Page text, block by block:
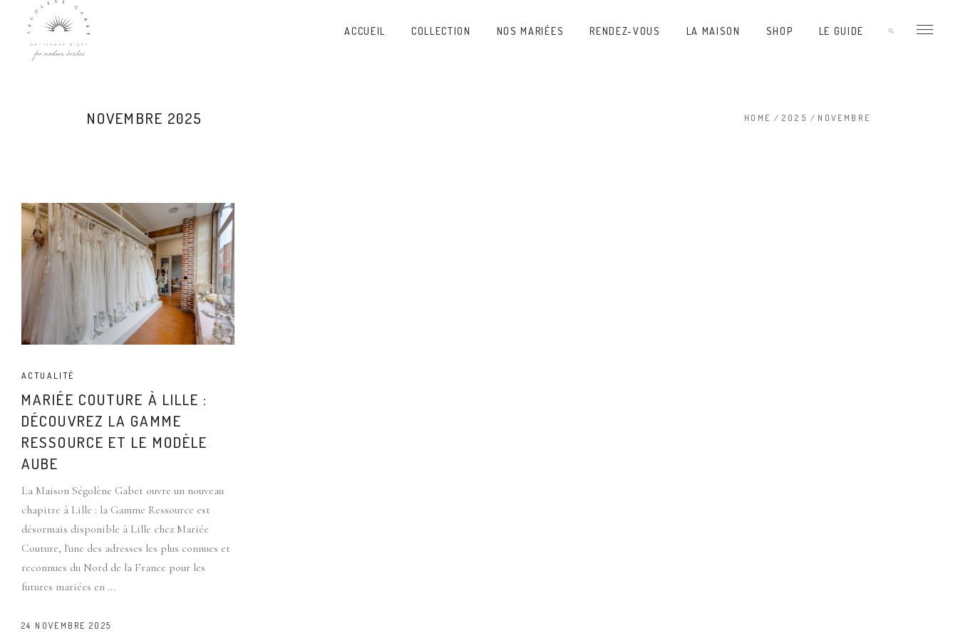
ACCUEIL COLLECTION NOS MARIÉES RENDEZ-VOUS LA MAISON SHOP LE GUIDE
NOVEMBRE 2025 HOME / 2025 / NOVEMBRE
ACTUALITÉ
MARIÉE COUTURE À LILLE :
DÉCOUVREZ LA GAMME
RESSOURCE ET LE MODÈLE
AUBE
La Maison Ségolène Gabet ouvre un nouveau
chapitre à Lille : la Gamme Ressource est
désormais disponible à Lille chez Mariée
Couture, l'une des adresses les plus connues et
reconnues du Nord de la France pour les
futures mariées en
24 NOVEMBRE 2025